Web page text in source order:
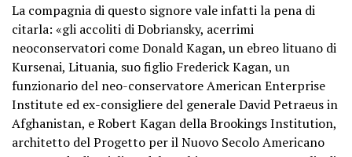
La compagnia di questo signore vale infatti la pena di
citarla: «gli accoliti di Dobriansky, acerrimi
neoconservatori come Donald Kagan, un ebreo lituano di
Kursenai, Lituania, suo figlio Frederick Kagan, un
funzionario del neo-conservatore American Enterprise
Institute ed ex-consigliere del generale David Petraeus in
Afghanistan, e Robert Kagan della Brookings Institution,
architetto del Progetto per il Nuovo Secolo Americano